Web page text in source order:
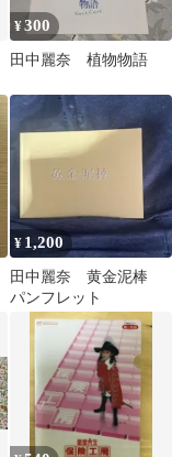
¥300
田中麗奈 植物物語
¥ 1,200
田中麗奈 黄金泥棒
パンフレット